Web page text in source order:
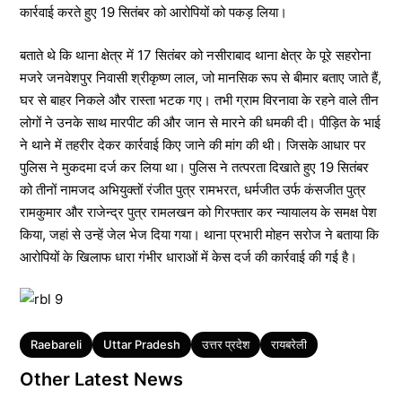
कार्रवाई करते हुए 19 सितंबर को आरोपियों को पकड़ लिया।
बताते थे कि थाना क्षेत्र में 17 सितंबर को नसीराबाद थाना क्षेत्र के पूरे सहरोना
मजरे जनवेशपुर निवासी श्रीकृष्ण लाल, जो मानसिक रूप से बीमार बताए जाते हैं,
घर से बाहर निकले और रास्ता भटक गए। तभी ग्राम विरनावा के रहने वाले तीन
लोगों ने उनके साथ मारपीट की और जान से मारने की धमकी दी। पीड़ित के भाई
ने थाने में तहरीर देकर कार्रवाई किए जाने की मांग की थी। जिसके आधार पर
पुलिस ने मुकदमा दर्ज कर लिया था। पुलिस ने तत्परता दिखाते हुए 19 सितंबर
को तीनों नामजद अभियुक्तों रंजीत पुत्र रामभरत, धर्मजीत उर्फ कंसजीत पुत्र
रामकुमार और राजेन्द्र पुत्र रामलखन को गिरफ्तार कर न्यायालय के समक्ष पेश
किया, जहां से उन्हें जेल भेज दिया गया। थाना प्रभारी मोहन सरोज ने बताया कि
आरोपियों के खिलाफ धारा गंभीर धाराओं में केस दर्ज की कार्रवाई की गई है।
Tags
Raebareli Uttar Pradesh उत्तर प्रदेश रायबरेली
Other Latest News